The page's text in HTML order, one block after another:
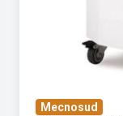
Mecnosud